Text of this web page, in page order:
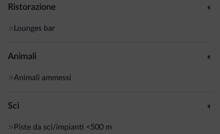
skibus pubblico gratuito, con corse ogni 30 minuti. Il Garni
Trento e 900 metri dalla piazza principale di Madonna di
Campiglio.
Ristorazione
Lounges bar
Animali
Animali ammessi
Sci
Piste da sci/impianti <500 m